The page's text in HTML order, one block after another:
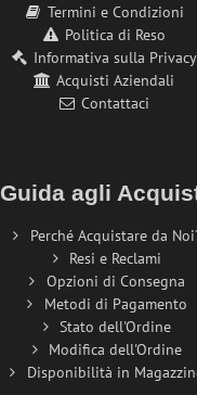
Termini e Condizioni
Politica di Reso
Informativa sulla Privacy
Acquisti Aziendali
Contattaci
Guida agli
Perché Acquistare da
Resi e Reclami
Opzioni di Consegna
Metodi di Pagamento
Stato dell'Ordine
Modifica dell'Ordine
Disponibilità in